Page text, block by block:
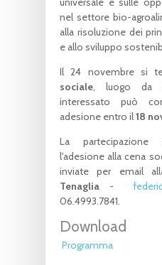
nel settore bio-
alla risoluzione dei
e allo sviluppo
Il 24 novembre si
sociale, luogo da
interessato può
adesione entro il18
La
l'adesione alla cena
inviate per email
Tenaglia -
06.4993.7841.
Download
Programma